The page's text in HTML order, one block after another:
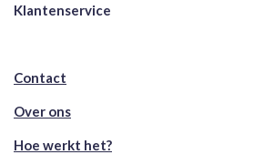
Klantenservice
Contact
Over ons
Hoe werkt het?